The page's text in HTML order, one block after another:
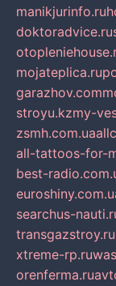
manikjurinfo.ru
doktoradvice.ru
mojateplica.ru
garazhov.com
stroyu.kzmy-
zsmh.com.ua
all-tattoos-for-
best-
searchus-
transgazstroy.ru
xtreme-rp.ru
orenferma.ru